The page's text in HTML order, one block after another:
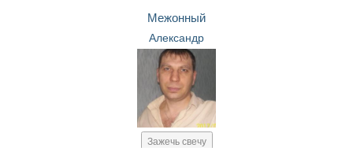
Межонный
Александр
Зажечь свечу